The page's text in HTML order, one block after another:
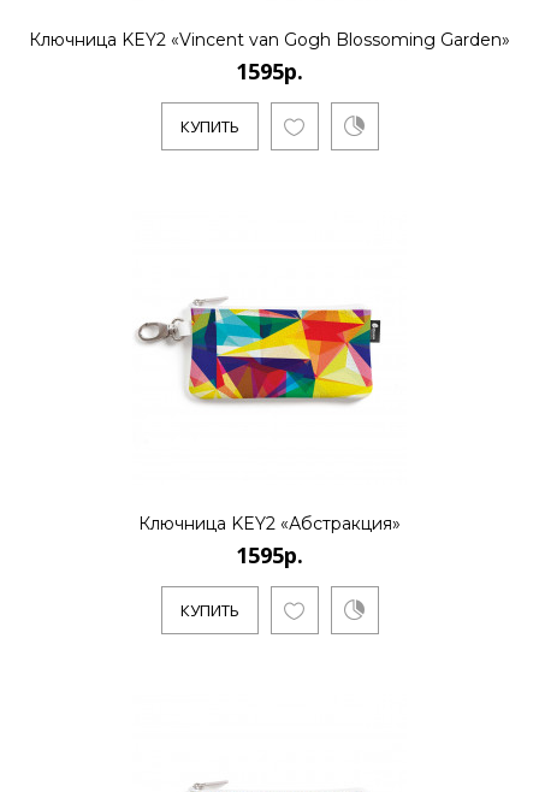
Ключница KEY2 «Vincent van Gogh Blossoming Garden»
1595р.
КУПИТЬ
Ключница KEY2 «Абстракция»
1595р.
КУПИТЬ